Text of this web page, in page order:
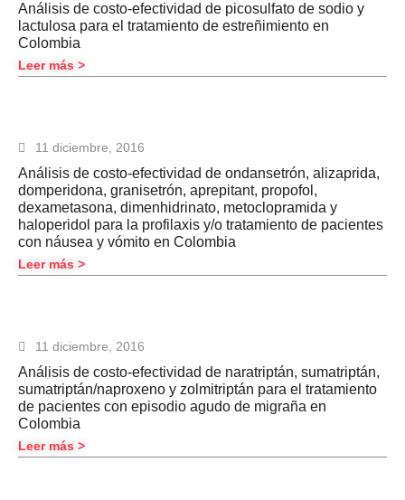
Análisis de costo-efectividad de picosulfato de sodio y
lactulosa para el tratamiento de estreñimiento en
Colombia
Leer más >
11 diciembre, 2016
Análisis de costo-efectividad de ondansetrón, alizaprida,
domperidona, granisetrón, aprepitant, propofol,
dexametasona, dimenhidrinato, metoclopramida y
haloperidol para la profilaxis y/o tratamiento de pacientes
con náusea y vómito en Colombia
Leer más >
11 diciembre, 2016
Análisis de costo-efectividad de naratriptán, sumatriptán,
sumatriptán/naproxeno y zolmitriptán para el tratamiento
de pacientes con episodio agudo de migraña en
Colombia
Leer más >